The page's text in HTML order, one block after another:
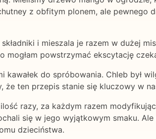
z obfitym plonem, ale pewnego
i mieszala je razem w dużej
mogłam powstrzymać ekscytację
kawałek do spróbowania. Chleb był
że ten przepis stanie się kluczowy w
razy, za każdym razem
się w jego wyjątkowym smaku.
dzieciństwa.